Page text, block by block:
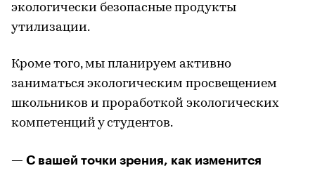
экологически безопасные продукты
утилизации.
Кроме того, мы планируем активно
заниматься экологическим просвещением
школьников и проработкой экологических
компетенций у студентов.
— С вашей точки зрения, как изменится